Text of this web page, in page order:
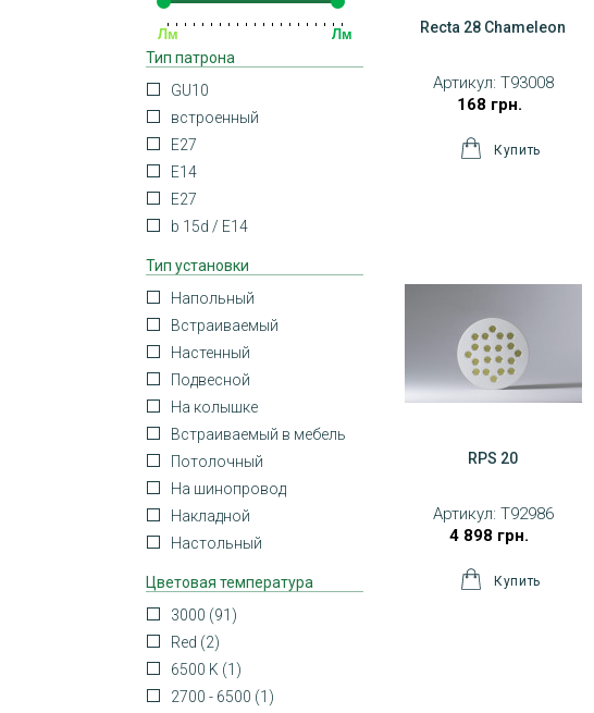
Лм Лм
Тип патрона
GU10
встроенный
Е27
Е14
E27
b 15d / E14
Тип установки
Напольный
Встраиваемый
Настенный
Подвесной
На колышке
Встраиваемый в мебель
Потолочный
На шинопровод
Накладной
Настольный
Цветовая температура
3000 (91)
Red (2)
6500 K (1)
2700 - 6500 (1)
Recta 28 Chameleon
Артикул: T93008
168 грн.
RPS 20
Артикул: T92986
4 898 грн.